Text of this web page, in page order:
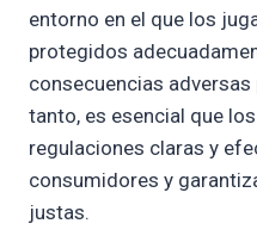
entorno en el que los
protegidos
consecuencias
tanto, es esencial que
regulaciones claras y
consumidores y
justas.